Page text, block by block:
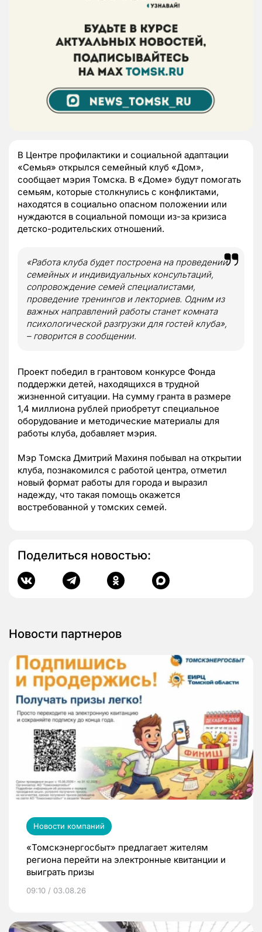
В Центре профилактики и социальной адаптации
«Семья» открылся семейный клуб «Дом»,
сообщает мэрия Томска. В «Доме» будут помогать
семьям, которые столкнулись с конфликтами,
находятся в социально опасном положении или
нуждаются в социальной помощи из-за кризиса
детско-родительских отношений.
«Работа клуба будет построена на проведении
семейных и индивидуальных консультаций,
сопровождение семей специалистами,
проведение тренингов и лекториев. Одним из
важных направлений работы станет комната
психологической разгрузки для гостей клуба»,
– говорится в сообщении.
Проект победил в грантовом конкурсе Фонда
поддержки детей, находящихся в трудной
жизненной ситуации. На сумму гранта в размере
1,4 миллиона рублей приобретут специальное
оборудование и методические материалы для
работы клуба, добавляет мэрия.
Мэр Томска Дмитрий Махиня побывал на открытии
клуба, познакомился с работой центра, отметил
новый формат работы для города и выразил
надежду, что такая помощь окажется
востребованной у томских семей.
Поделиться новостью:
Новости партнеров
Новости компаний
«Томскэнергосбыт» предлагает жителям
региона перейти на электронные квитанции и
выиграть призы
09:10 / 03.08.26